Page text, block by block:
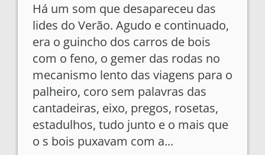
Há um som que desapareceu das
lides do Verão. Agudo e continuado,
era o guincho dos carros de bois
com o feno, o gemer das rodas no
mecanismo lento das viagens para o
palheiro, coro sem palavras das
cantadeiras, eixo, pregos, rosetas,
estadulhos, tudo junto e o mais que
o s bois puxavam com a...